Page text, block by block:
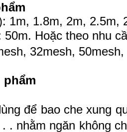
1m, 1.8m, 2m,
50m. Hoặc theo nhu
32mesh,
phẩm
để bao che xung
. nhằm ngăn không